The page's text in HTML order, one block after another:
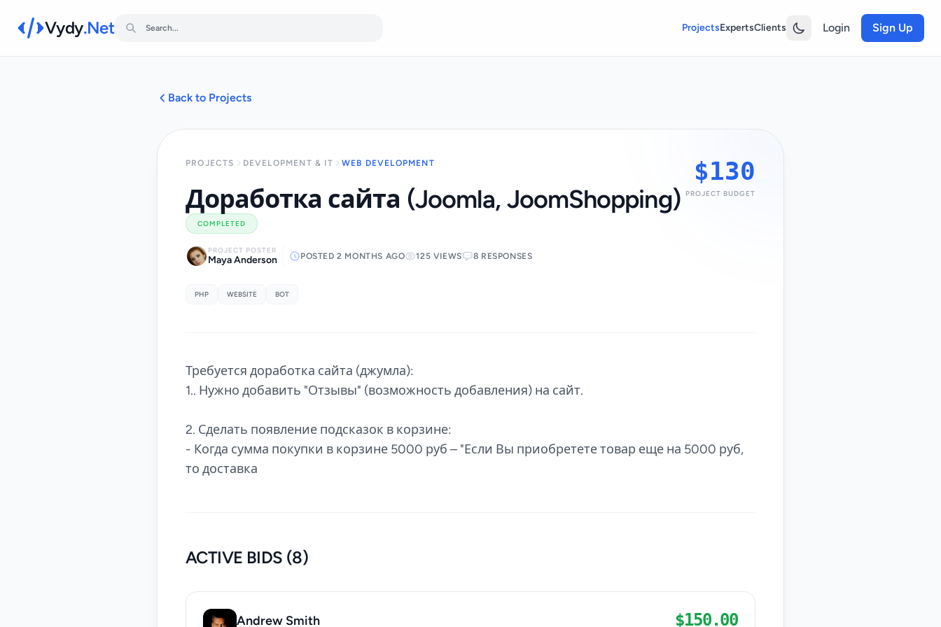
Vydy.Net ProjectsExpertsClients Login Sign Up
Back to Projects
PROJECTS DEVELOPMENT & IT WEB DEVELOPMENT
Доработка сайта (Joomla, JoomShopping)
COMPLETED
PROJECT POSTER
Maya Anderson POSTED 2 MONTHS AGO 125 VIEWS 8 RESPONSES
PHP WEBSITE BOT
$130
PROJECT BUDGET
Требуется доработка сайта (джумла):
1.. Нужно добавить "Отзывы" (возможность добавления) на сайт.
2. Сделать появление подсказок в корзине:
- Когда сумма покупки в корзине 5000 руб – "Если Вы приобретете товар еще на 5000 руб,
то доставка
ACTIVE BIDS (8)
Andrew Smith $150.00